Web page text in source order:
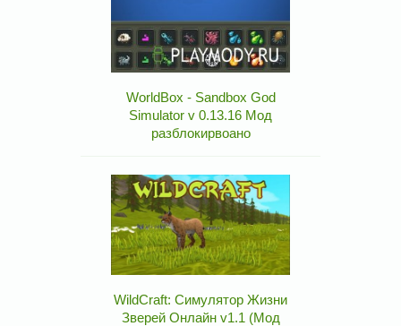
WorldBox - Sandbox God
Simulator v 0.13.16 Мод
разблокирвоано
WildCraft: Симулятор Жизни
Зверей Онлайн v1.1 (Мод